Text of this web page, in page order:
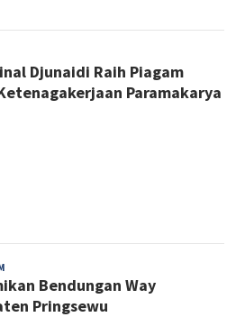
Djunaidi Raih Piagam
Paramakarya
Bendungan Way
Pringsewu